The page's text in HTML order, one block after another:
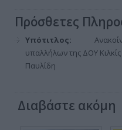
Πρόσθετες
Υπότιτλος:
υπαλλήλων της ΔΟΥ
Παυλίδη
Διαβάστε ακόμη